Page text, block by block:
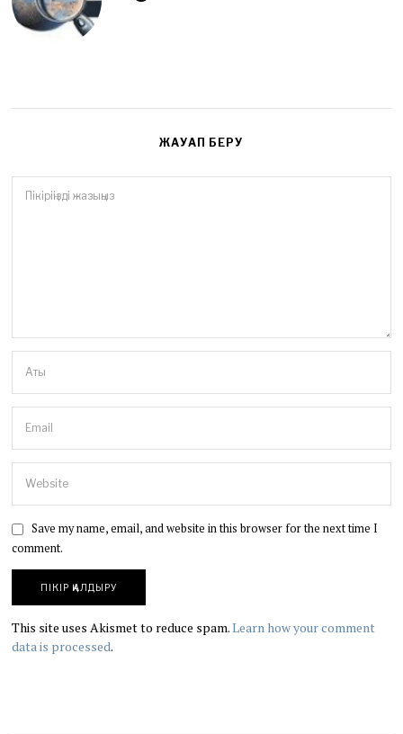
ЖАУАП БЕРУ
Save my name, email, and website in this browser for the next time I
comment.
This site uses Akismet to reduce spam.Learn how your comment
data is processed.